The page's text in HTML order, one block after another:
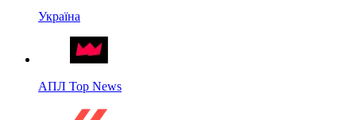
Україна
АПЛ Top News